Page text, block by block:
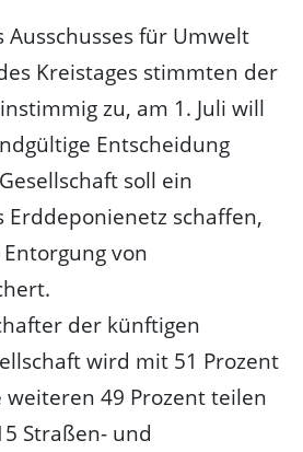
für Umwelt
Kreistages stimmten der
zu, am 1. Juli will
Entscheidung
soll ein
Erddeponienetz schaffen,
von
der künftigen
wird mit 51 Prozent
weiteren 49 Prozent teilen
Straßen- und